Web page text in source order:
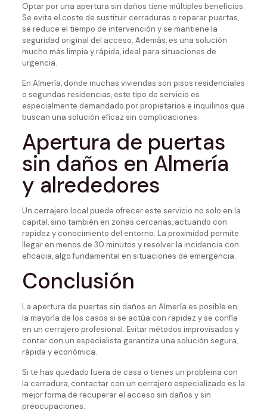
Optar por una apertura sin daños tiene múltiples beneficios.
Se evita el coste de sustituir cerraduras o reparar puertas,
se reduce el tiempo de intervención y se mantiene la
seguridad original del acceso. Además, es una solución
mucho más limpia y rápida, ideal para situaciones de
urgencia.
En Almería, donde muchas viviendas son pisos residenciales
o segundas residencias, este tipo de servicio es
especialmente demandado por propietarios e inquilinos que
buscan una solución eficaz sin complicaciones.
Apertura de puertas
sin daños en Almería
y alrededores
Un cerrajero local puede ofrecer este servicio no solo en la
capital, sino también en zonas cercanas, actuando con
rapidez y conocimiento del entorno. La proximidad permite
llegar en menos de 30 minutos y resolver la incidencia con
eficacia, algo fundamental en situaciones de emergencia.
Conclusión
La apertura de puertas sin daños en Almería es posible en
la mayoría de los casos si se actúa con rapidez y se confía
en un cerrajero profesional. Evitar métodos improvisados y
contar con un especialista garantiza una solución segura,
rápida y económica.
Si te has quedado fuera de casa o tienes un problema con
la cerradura, contactar con un cerrajero especializado es la
mejor forma de recuperar el acceso sin daños y sin
preocupaciones.